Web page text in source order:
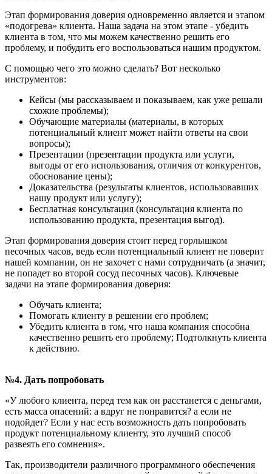
Этап формирования доверия одновременно является и этапом
«подогрева» клиента. Наша задача на этом этапе - убедить
клиента в том, что мы можем качественно решить его
проблему, и побудить его воспользоваться нашим продуктом.
С помощью чего это можно сделать? Вот несколько
инструментов:
Кейсы (мы рассказываем и показываем, как уже решали
схожие проблемы);
Обучающие материалы (материалы, в которых
потенциальный клиент может найти ответы на свои
вопросы);
Презентации (презентации продукта или услуги,
выгоды от его использования, отличия от конкурентов,
обоснование цены);
Доказательства (результаты клиентов, использовавших
нашу продукт или услугу);
Бесплатная консультация (консультация клиента по
использованию продукта, презентация выгод).
Этап формирования доверия стоит перед горлышком
песочных часов, ведь если потенциальный клиент не поверит
нашей компании, он не захочет с нами сотрудничать (а значит,
не попадет во второй сосуд песочных часов). Ключевые
задачи на этапе формирования доверия:
Обучать клиента;
Помогать клиенту в решении его проблем;
Убедить клиента в том, что наша компания способна
качественно решить его проблему; Подтолкнуть клиента
к действию.
№4. Дать попробовать
«У любого клиента, перед тем как он расстанется с деньгами,
есть масса опасений: а вдруг не понравится? а если не
подойдет? Если у нас есть возможность дать попробовать
продукт потенциальному клиенту, это лучший способ
развеять его сомнения».
Так, производители различного программного обеспечения